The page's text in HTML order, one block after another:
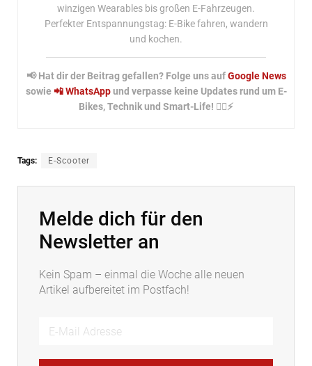
winzigen Wearables bis großen E-Fahrzeugen.
Perfekter Entspannungstag: E-Bike fahren, wandern
und kochen.
📢 Hat dir der Beitrag gefallen? Folge uns aufGoogle News
sowie 📲 WhatsAppund verpasse keine Updates rund um E-
Bikes, Technik und Smart-Life! 🚴‍♂️⚡
Tags: E-Scooter
Melde dich für den
Newsletter an
Kein Spam – einmal die Woche alle neuen
Artikel aufbereitet im Postfach!